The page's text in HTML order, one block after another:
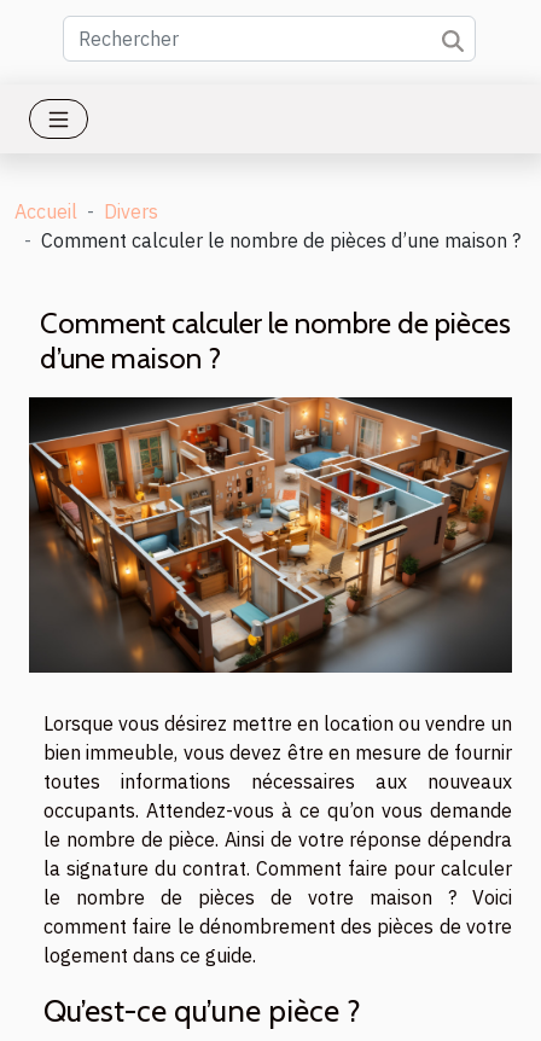
Accueil
Divers
Comment calculer le nombre de pièces d’une maison ?
Comment calculer le nombre de pièces
d’une maison ?
Lorsque vous désirez mettre en location ou vendre un
bien immeuble, vous devez être en mesure de fournir
toutes informations nécessaires aux nouveaux
occupants. Attendez-vous à ce qu’on vous demande
le nombre de pièce. Ainsi de votre réponse dépendra
la signature du contrat. Comment faire pour calculer
le nombre de pièces de votre maison ? Voici
comment faire le dénombrement des pièces de votre
logement dans ce guide.
Qu’est-ce qu’une pièce ?